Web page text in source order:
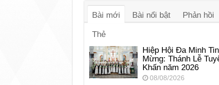
Bài mới Bài nổi bật Phản hồi
Thẻ
Hiệp Hội Đa Minh Tin
Mừng: Thánh Lễ
Khấn năm 2026
08/08/2026